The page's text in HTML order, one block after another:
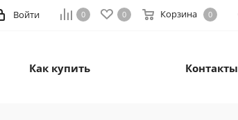
0 0 Корзина 0
Войти
Как купить Контакты